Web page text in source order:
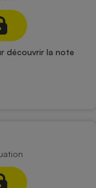
découvrir la note